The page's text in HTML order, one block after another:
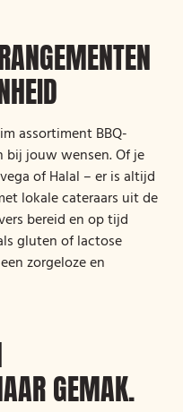
assortiment BBQ-
jouw wensen. Of je
of Halal – er is altijd
lokale cateraars uit de
bereid en op tijd
gluten of lactose
zorgeloze en
GEMAK.